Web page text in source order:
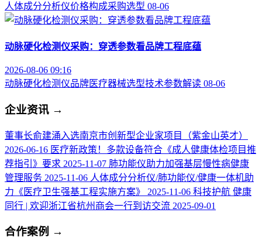
人体成分分析仪价格构成采购选型 08-06
动脉硬化检测仪采购：穿透参数看品牌工程底蕴
2026-08-06 09:16
动脉硬化检测仪品牌医疗器械选型技术参数解读 08-06
企业资讯 →
董事长俞建涌入选南京市创新型企业家项目（紫金山英才）
2026-06-16 医疗新政策！多款设备符合《成人健康体检项目推
荐指引》要求 2025-11-07 肺功能仪助力加强基层慢性病健康
管理服务 2025-11-06 人体成分分析仪/肺功能仪/健康一体机助
力《医疗卫生强基工程实施方案》
2025-11-06 科技护航 健康
同行 | 欢迎浙江省杭州商会一行到访交流 2025-09-01
合作案例 →